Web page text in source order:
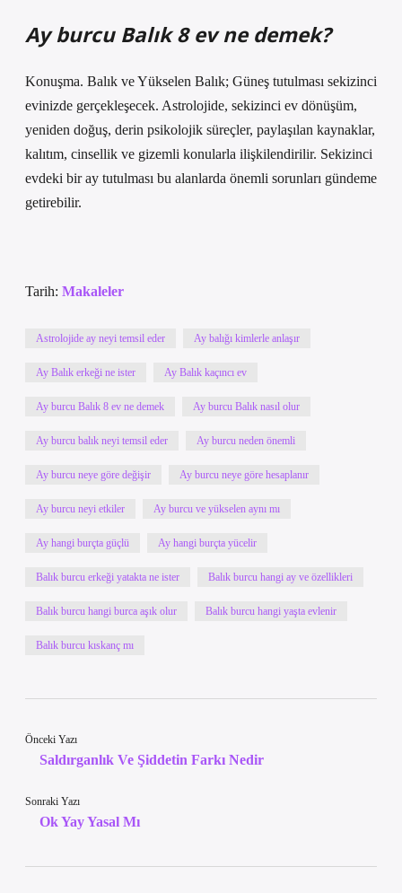
Ay burcu Balık 8 ev ne demek?
Konuşma. Balık ve Yükselen Balık; Güneş tutulması sekizinci
evinizde gerçekleşecek. Astrolojide, sekizinci ev dönüşüm,
yeniden doğuş, derin psikolojik süreçler, paylaşılan kaynaklar,
kalıtım, cinsellik ve gizemli konularla ilişkilendirilir. Sekizinci
evdeki bir ay tutulması bu alanlarda önemli sorunları gündeme
getirebilir.
Tarih: Makaleler
Astrolojide ay neyi temsil eder Ay balığı kimlerle anlaşır
Ay Balık erkeği ne ister Ay Balık kaçıncı ev
Ay burcu Balık 8 ev ne demek Ay burcu Balık nasıl olur
Ay burcu balık neyi temsil eder Ay burcu neden önemli
Ay burcu neye göre değişir Ay burcu neye göre hesaplanır
Ay burcu neyi etkiler Ay burcu ve yükselen aynı mı
Ay hangi burçta güçlü Ay hangi burçta yücelir
Balık burcu erkeği yatakta ne ister Balık burcu hangi ay ve özellikleri
Balık burcu hangi burca aşık olur Balık burcu hangi yaşta evlenir
Balık burcu kıskanç mı
Önceki Yazı
Saldırganlık Ve Şiddetin Farkı Nedir
Sonraki Yazı
Ok Yay Yasal Mı